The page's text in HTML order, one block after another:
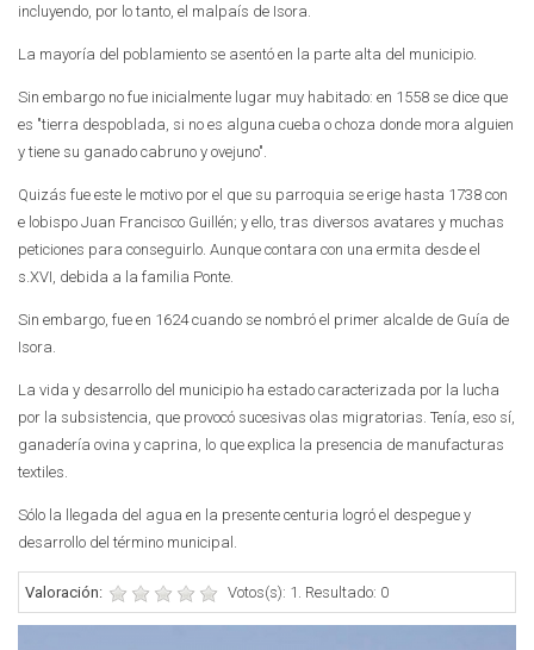
incluyendo, por lo tanto, el malpaís de Isora.
La mayoría del poblamiento se asentó en la parte alta del municipio.
Sin embargo no fue inicialmente lugar muy habitado: en 1558 se dice que
es "tierra despoblada, si no es alguna cueba o choza donde mora alguien
y tiene su ganado cabruno y ovejuno".
Quizás fue este le motivo por el que su parroquia se erige hasta 1738 con
e lobispo Juan Francisco Guillén; y ello, tras diversos avatares y muchas
peticiones para conseguirlo. Aunque contara con una ermita desde el
s.XVI, debida a la familia Ponte.
Sin embargo, fue en 1624 cuando se nombró el primer alcalde de Guía de
Isora.
La vida y desarrollo del municipio ha estado caracterizada por la lucha
por la subsistencia, que provocó sucesivas olas migratorias. Tenía, eso sí,
ganadería ovina y caprina, lo que explica la presencia de manufacturas
textiles.
Sólo la llegada del agua en la presente centuria logró el despegue y
desarrollo del término municipal.
Valoración: Votos(s): 1. Resultado: 0